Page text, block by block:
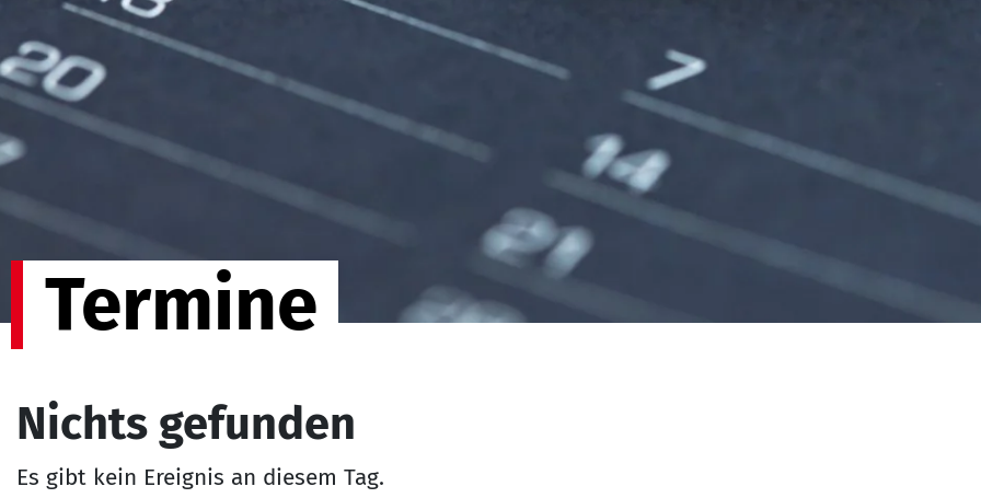
Termine
Nichts gefunden
Es gibt kein Ereignis an diesem Tag.